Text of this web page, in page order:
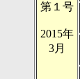
第１号
2015年
3月